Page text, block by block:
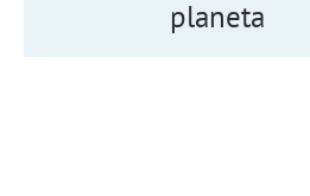
planeta